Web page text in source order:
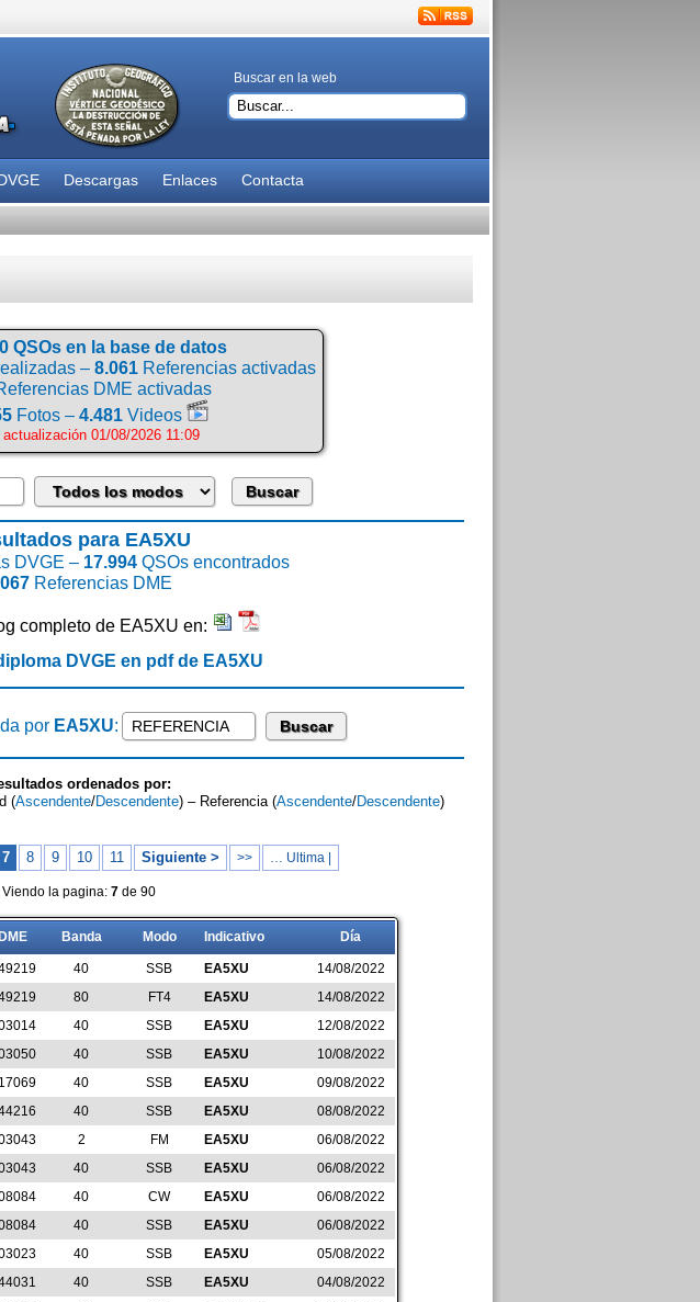
Buscar en la web
Descargas Enlaces Contacta
QSOs en la base de datos
– 8.061Referencias activadas
DME activadas
Fotos – 4.481 Videos
actualización 01/08/2026 11:09
para EA5XU
DVGE – 17.994 QSOs encontrados
Referencias DME
completo de EA5XU en:
DVGE en pdf de EA5XU
por EA5XU:
ordenados por:
(Ascendente/Descendente) – Referencia (Ascendente/Descendente)
7 8 9 10 11 Siguiente > >> … Ultima |
Viendo la pagina: 7de 90
DME Banda Modo Indicativo Día
40 SSB EA5XU
14/08/2022
80 FT4 EA5XU
14/08/2022
40 SSB EA5XU
12/08/2022
40 SSB EA5XU
10/08/2022
17069 40 SSB EA5XU
09/08/2022
40 SSB EA5XU
08/08/2022
2 FM EA5XU
06/08/2022
40 SSB EA5XU
06/08/2022
40 CW EA5XU
06/08/2022
40 SSB EA5XU
06/08/2022
40 SSB EA5XU
05/08/2022
40 SSB EA5XU
04/08/2022